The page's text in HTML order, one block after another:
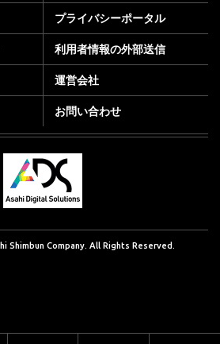
プライバシーポータル
利用者情報の外部送信
運営会社
お問い合わせ
Shimbun Company. All Rights Reserved.